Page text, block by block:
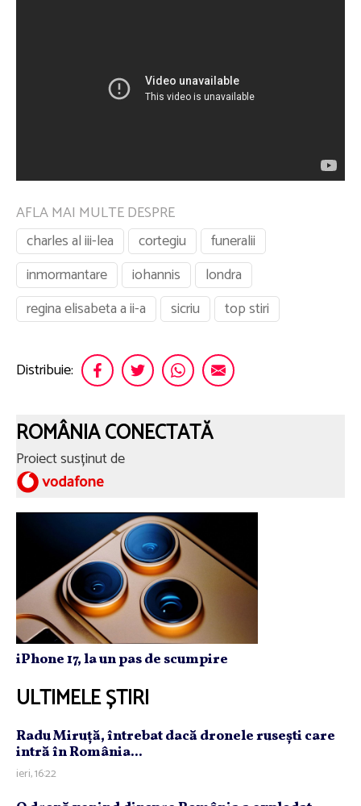
AFLA MAI MULTE DESPRE
charles al iii-lea
cortegiu
funeralii
inmormantare
iohannis
londra
regina elisabeta a ii-a
sicriu top stiri
Distribuie:
ROMÂNIA CONECTATĂ
Proiect susținut de
iPhone 17, la un pas de scumpire
ULTIMELE ȘTIRI
Radu Miruţă, întrebat dacă dronele ruseşti care
intră în România...
ieri, 16:22